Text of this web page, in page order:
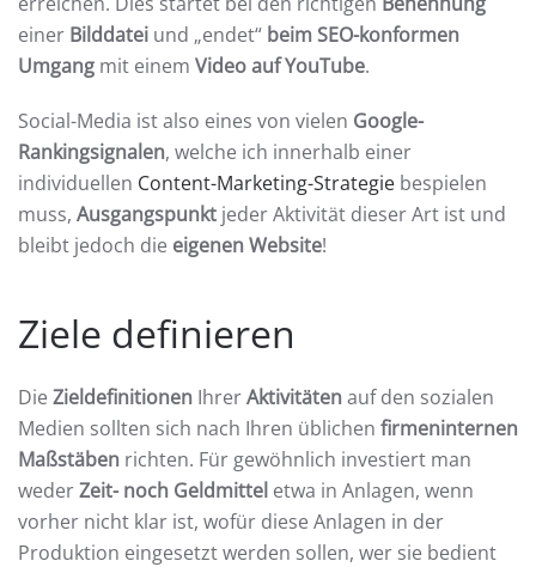
einer Bilddatei und „endet“ beim SEO-konformen
Umgang mit einem Video auf YouTube.
Social-Media ist also eines von vielen Google-
Rankingsignalen, welche ich innerhalb einer
individuellen Content-Marketing-Strategie bespielen
muss, Ausgangspunkt jeder Aktivität dieser Art ist und
bleibt jedoch die eigenen Website!
Ziele definieren
Die Zieldefinitionen IhrerAktivitätenauf den sozialen
Medien sollten sich nach Ihren üblichen firmeninternen
Maßstäben richten. Für gewöhnlich investiert man
wederZeit- noch Geldmittel etwa in Anlagen, wenn
vorher nicht klar ist, wofür diese Anlagen in der
Produktion eingesetzt werden sollen, wer sie bedient